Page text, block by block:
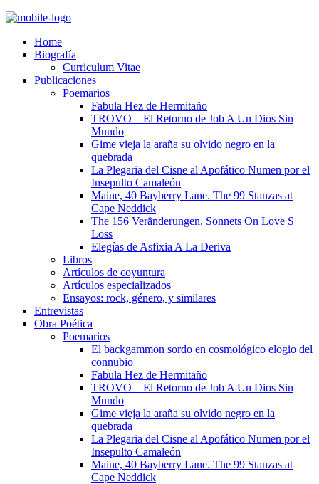
Home
Biografía
Curriculum Vitae​
Publicaciones
Poemarios
Fabula Hez de Hermitaño
TROVO – El Retorno de Job A Un Dios Sin
Mundo
Gime vieja la araña su olvido negro en la
quebrada
La Plegaria del Cisne al Apofático Numen por el
Insepulto Camaleón
Maine, 40 Bayberry Lane. The 99 Stanzas at
Cape Neddick
The 156 Veränderungen. Sonnets On Love S
Loss
Elegías de Asfixia A La Deriva
Libros
Artículos de coyuntura
Artículos especializados
Ensayos: rock, género, y similares
Entrevistas
Obra Poética
Poemarios
El backgammon sordo en cosmológico elogio del
connubio
Fabula Hez de Hermitaño
TROVO – El Retorno de Job A Un Dios Sin
Mundo
Gime vieja la araña su olvido negro en la
quebrada
La Plegaria del Cisne al Apofático Numen por el
Insepulto Camaleón
Maine, 40 Bayberry Lane. The 99 Stanzas at
Cape Neddick